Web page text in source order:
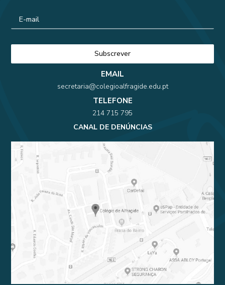
EMAIL
secretaria@colegioalfragide.edu.pt
TELEFONE
214 715 795
CANAL DE DENÚNCIAS